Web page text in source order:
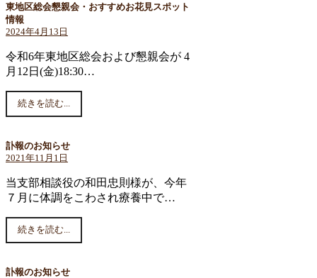
東地区総会懇親会・おすすめお花見スポット
情報
2024年4月13日
令和6年東地区総会および懇親会が 4
月12日(金)18:30…
続きを読む...
訃報のお知らせ
2021年11月1日
当支部相談役の和田忠則様が、今年
７月に体調をこわされ療養中で…
続きを読む...
訃報のお知らせ